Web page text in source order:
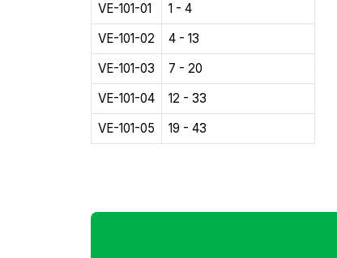
VE-101-01
1 - 4
VE-101-02
4 - 13
VE-101-03
7 - 20
VE-101-04
12 - 33
VE-101-05
19 - 43